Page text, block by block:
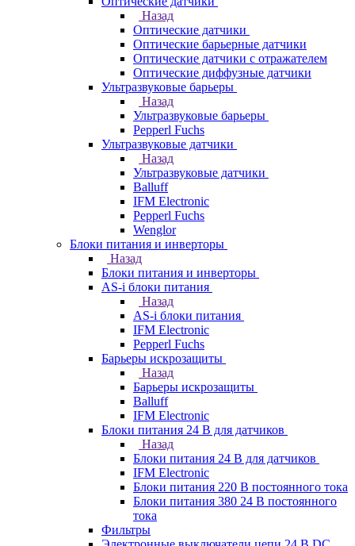
Назад
Оптические датчики
Оптические барьерные датчики
Оптические датчики с отражателем
Оптические диффузные датчики
Ультразвуковые барьеры
Назад
Ультразвуковые барьеры
Pepperl Fuchs
Ультразвуковые датчики
Назад
Ультразвуковые датчики
Balluff
IFM Electronic
Pepperl Fuchs
Wenglor
Блоки питания и инверторы
Назад
Блоки питания и инверторы
AS-i блоки питания
Назад
AS-i блоки питания
IFM Electronic
Pepperl Fuchs
Барьеры искрозащиты
Назад
Барьеры искрозащиты
Balluff
IFM Electronic
Блоки питания 24 В для датчиков
Назад
Блоки питания 24 В для датчиков
IFM Electronic
Блоки питания 220 В постоянного тока
Блоки питания 380 24 В постоянного
тока
Фильтры